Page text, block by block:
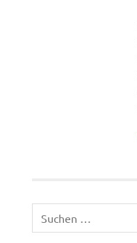
nach: